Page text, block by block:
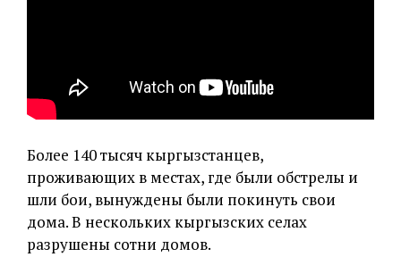
Более 140 тысяч кыргызстанцев,
проживающих в местах, где были обстрелы и
шли бои, вынуждены были покинуть свои
дома. В нескольких кыргызских селах
разрушены сотни домов.